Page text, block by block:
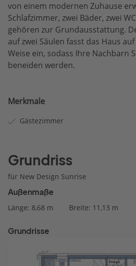
von einem modernen Zuhause
Schlafzimmer, zwei Bäder, zwei
gehören zur Grundausstattung.
auf zwei Säulen fasst das Haus
Weise ein, sodass Ihre Nachbarn
beneiden werden.
Merkmale
Gästezimmer
Grundriss
für New Design Sunrise
Außenmaße
Länge: 8,68 m Breite: 11,13 m
Grundrisse